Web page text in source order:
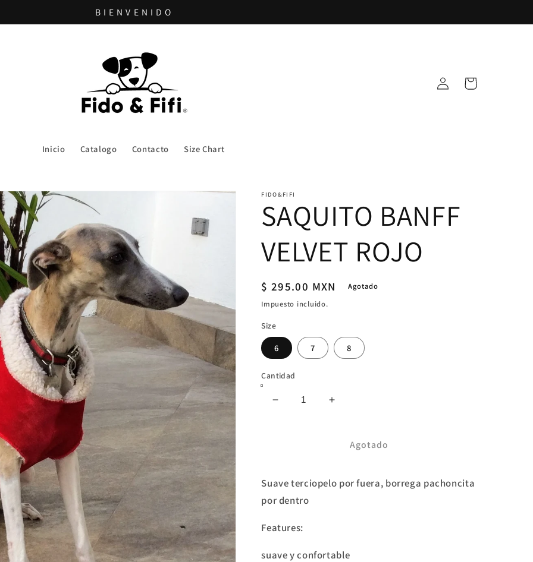
B I E N V E N I D O
Inicio Catalogo Contacto Size Chart
Iniciar
sesión
Carrito
FIDO&FIFI
SAQUITO BANFF
VELVET ROJO
Precio
habitual
$ 295.00 MXN
Agotado
Impuesto incluido.
Size
6 7 8
Cantidad
Reducir
ROJO
Aumentar
SAQUITO
ROJO
Agotado
Suave terciopelo por fuera, borrega pachoncita
por dentro
Features:
suave y confortable